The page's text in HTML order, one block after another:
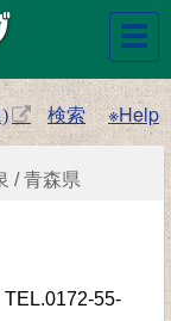
検索 ※Help
/ 青森県
55-
☰